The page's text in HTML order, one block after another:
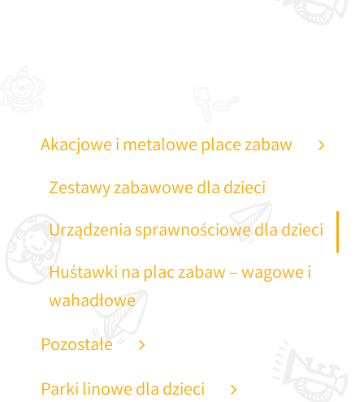
Akacjowe i metalowe place zabaw
Zestawy zabawowe dla dzieci
Urządzenia sprawnościowe dla dzieci
Huśtawki na plac zabaw – wagowe i
wahadłowe
Pozostałe
Parki linowe dla dzieci